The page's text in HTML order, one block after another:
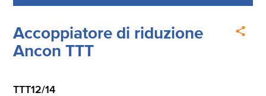
Accoppiatore di riduzione
Ancon TTT
TTT12/14